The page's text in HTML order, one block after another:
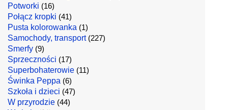
Potworki (16)
Połącz kropki (41)
Pusta kolorowanka (1)
Samochody, transport(227)
Smerfy (9)
Sprzeczności (17)
Superbohaterowie (11)
Świnka Peppa (6)
Szkoła i dzieci (47)
W przyrodzie (44)